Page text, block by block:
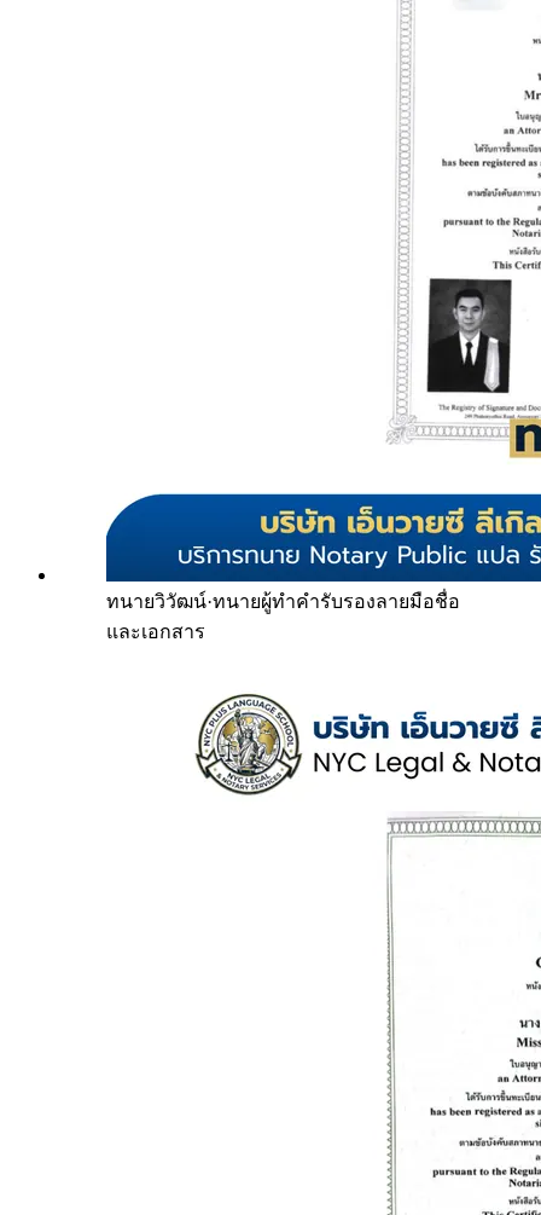
ทนายวิวัฒน์·ทนายผู้ทำคำรับรองลายมือชื่อ
และเอกสาร